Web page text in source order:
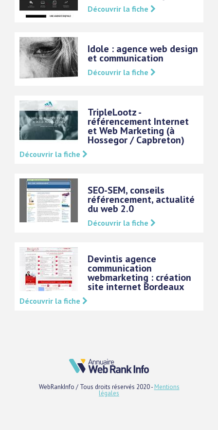
Découvrir la fiche
Idole : agence web design
et communication
Découvrir la fiche
TripleLootz -
référencement Internet
et Web Marketing (à
Hossegor / Capbreton)
Découvrir la fiche
SEO-SEM, conseils
référencement, actualité
du web 2.0
Découvrir la fiche
Devintis agence
communication
webmarketing : création
site internet Bordeaux
Découvrir la fiche
WebRankInfo / Tous droits réservés 2020 - Mentions
légales